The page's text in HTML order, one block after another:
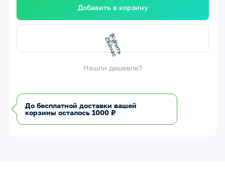
Добавить в корзину
К
у
п
и
т
ь
с
е
й
ч
а
с
Нашли дешевле?
До бесплатной доставки вашей
корзины осталось 1000 ₽